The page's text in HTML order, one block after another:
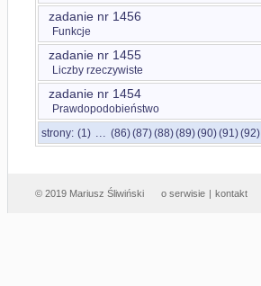
zadanie nr 1456
Funkcje
zadanie nr 1455
Liczby rzeczywiste
zadanie nr 1454
Prawdopodobieństwo
strony: (1) ... (86)(87)(88)(89)(90)(91)(92)
© 2019 Mariusz Śliwiński o serwisie | kontakt